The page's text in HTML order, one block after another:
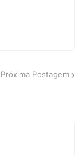
Próxima Postagem